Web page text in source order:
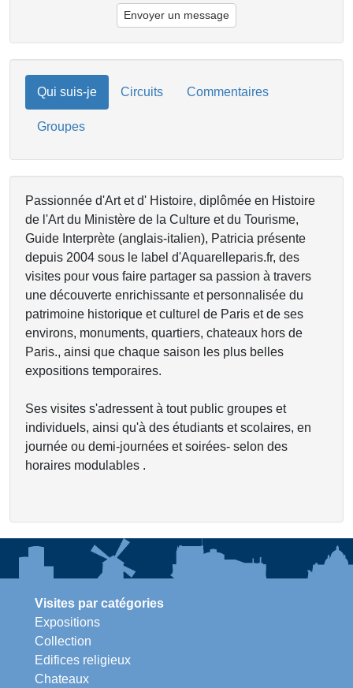
Envoyer un message
Qui suis-je Circuits Commentaires
Groupes
Passionnée d'Art et d' Histoire, diplômée en Histoire
de l'Art du Ministère de la Culture et du Tourisme,
Guide Interprète (anglais-italien), Patricia présente
depuis 2004 sous le label d'Aquarelleparis.fr, des
visites pour vous faire partager sa passion à travers
une découverte enrichissante et personnalisée du
patrimoine historique et culturel de Paris et de ses
environs, monuments, quartiers, chateaux hors de
Paris., ainsi que chaque saison les plus belles
expositions temporaires.
Ses visites s'adressent à tout public groupes et
individuels, ainsi qu'à des étudiants et scolaires, en
journée ou demi-journées et soirées- selon des
horaires modulables .
Visites par catégories
Expositions
Collection
Edifices religieux
Chateaux